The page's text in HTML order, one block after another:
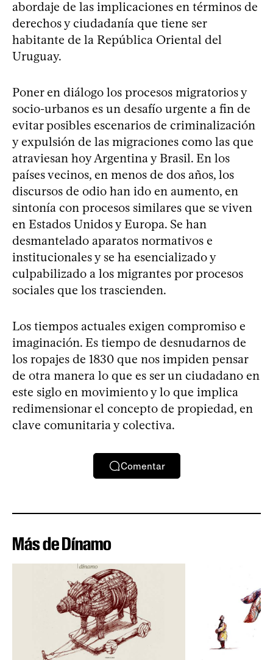
abordaje de las implicaciones en términos de
derechos y ciudadanía que tiene ser
habitante de la República Oriental del
Uruguay.
Poner en diálogo los procesos migratorios y
socio-urbanos es un desafío urgente a fin de
evitar posibles escenarios de criminalización
y expulsión de las migraciones como las que
atraviesan hoy Argentina y Brasil. En los
países vecinos, en menos de dos años, los
discursos de odio han ido en aumento, en
sintonía con procesos similares que se viven
en Estados Unidos y Europa. Se han
desmantelado aparatos normativos e
institucionales y se ha esencializado y
culpabilizado a los migrantes por procesos
sociales que los trascienden.
Los tiempos actuales exigen compromiso e
imaginación. Es tiempo de desnudarnos de
los ropajes de 1830 que nos impiden pensar
de otra manera lo que es ser un ciudadano en
este siglo en movimiento y lo que implica
redimensionar el concepto de propiedad, en
clave comunitaria y colectiva.
Comentar
Más de Dínamo